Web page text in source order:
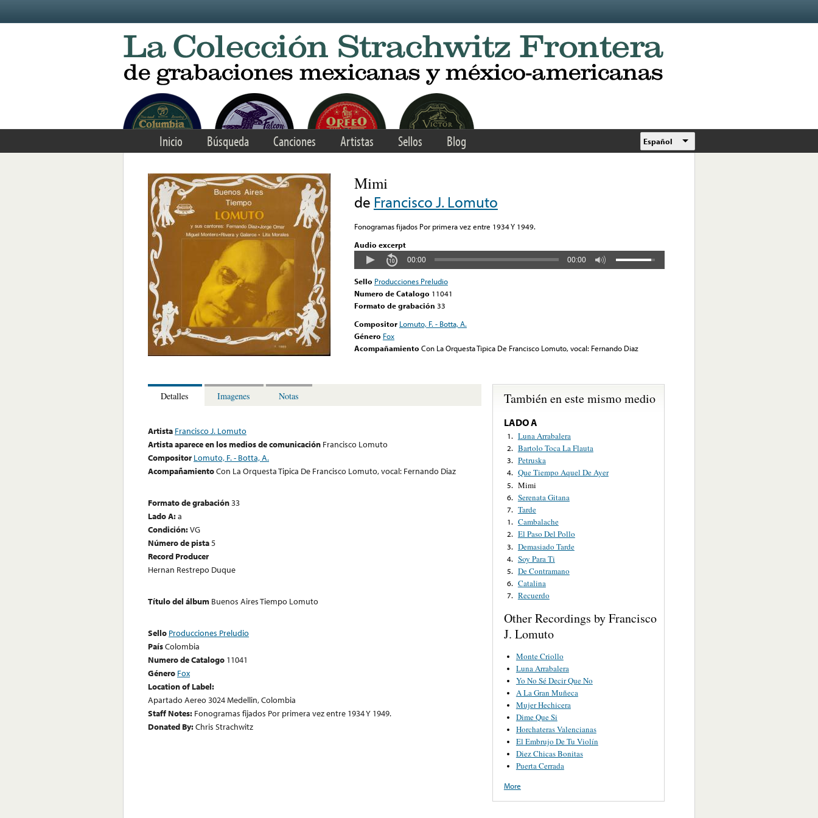
Inicio Búsqueda Canciones Artistas Sellos Blog Español
Mimi
de Francisco J. Lomuto
Fonogramas fijados Por primera vez entre 1934 Y 1949.
Audio excerpt
00:00 00:00
Sello Producciones Preludio
Numero de Catalogo 11041
Formato de grabación 33
Compositor Lomuto, F. - Botta, A.
Género Fox
Acompañamiento Con La Orquesta Tipica De Francisco Lomuto, vocal: Fernando Diaz
Detalles Imagenes Notas
Artista Francisco J. Lomuto
Artista aparece en los medios de comunicación Francisco Lomuto
Compositor Lomuto, F. - Botta, A.
AcompañamientoCon La Orquesta Tipica De Francisco Lomuto, vocal: Fernando Diaz
Formato de grabación33
Lado A:a
Condición:VG
Número de pista5
Record Producer
Hernan Restrepo Duque
Título del álbum Buenos Aires Tiempo Lomuto
Sello Producciones Preludio
PaísColombia
Numero de Catalogo 11041
Género Fox
Location of Label:
Apartado Aereo 3024 Medellin, Colombia
Staff Notes: Fonogramas fijados Por primera vez entre 1934 Y 1949.
Donated By:Chris Strachwitz
También en este mismo medio
LADO A
1. Luna Arrabalera
2. Bartolo Toca La Flauta
3. Petruska
4. Que Tiempo Aquel De Ayer
5. Mimi
6. Serenata Gitana
7. Tarde
1. Cambalache
2. El Paso Del Pollo
3. Demasiado Tarde
4. Soy Para Ti
5. De Contramano
6. Catalina
7. Recuerdo
Other Recordings by Francisco
J. Lomuto
Monte Criollo
Luna Arrabalera
Yo No Sé Decir Que No
A La Gran Muñeca
Mujer Hechicera
Dime Que Si
Horchateras Valencianas
El Embrujo De Tu Violín
Diez Chicas Bonitas
Puerta Cerrada
More